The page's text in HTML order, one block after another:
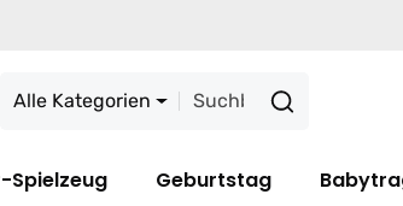
Alle Kategorien
Spielzeug Geburtstag